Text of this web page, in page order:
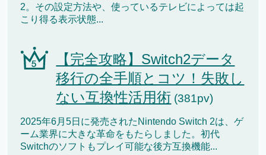
2。その設定方法や、使っているテレビによっては起
こり得る表示状態...
【完全攻略】Switch2データ
移行の全手順とコツ！失敗し
ない互換性活用術 (381pv)
2025年6月5日に発売されたNintendo Switch 2は、ゲ
ーム業界に大きな革命をもたらしました。初代
Switchのソフトもプレイ可能な後方互換機能...